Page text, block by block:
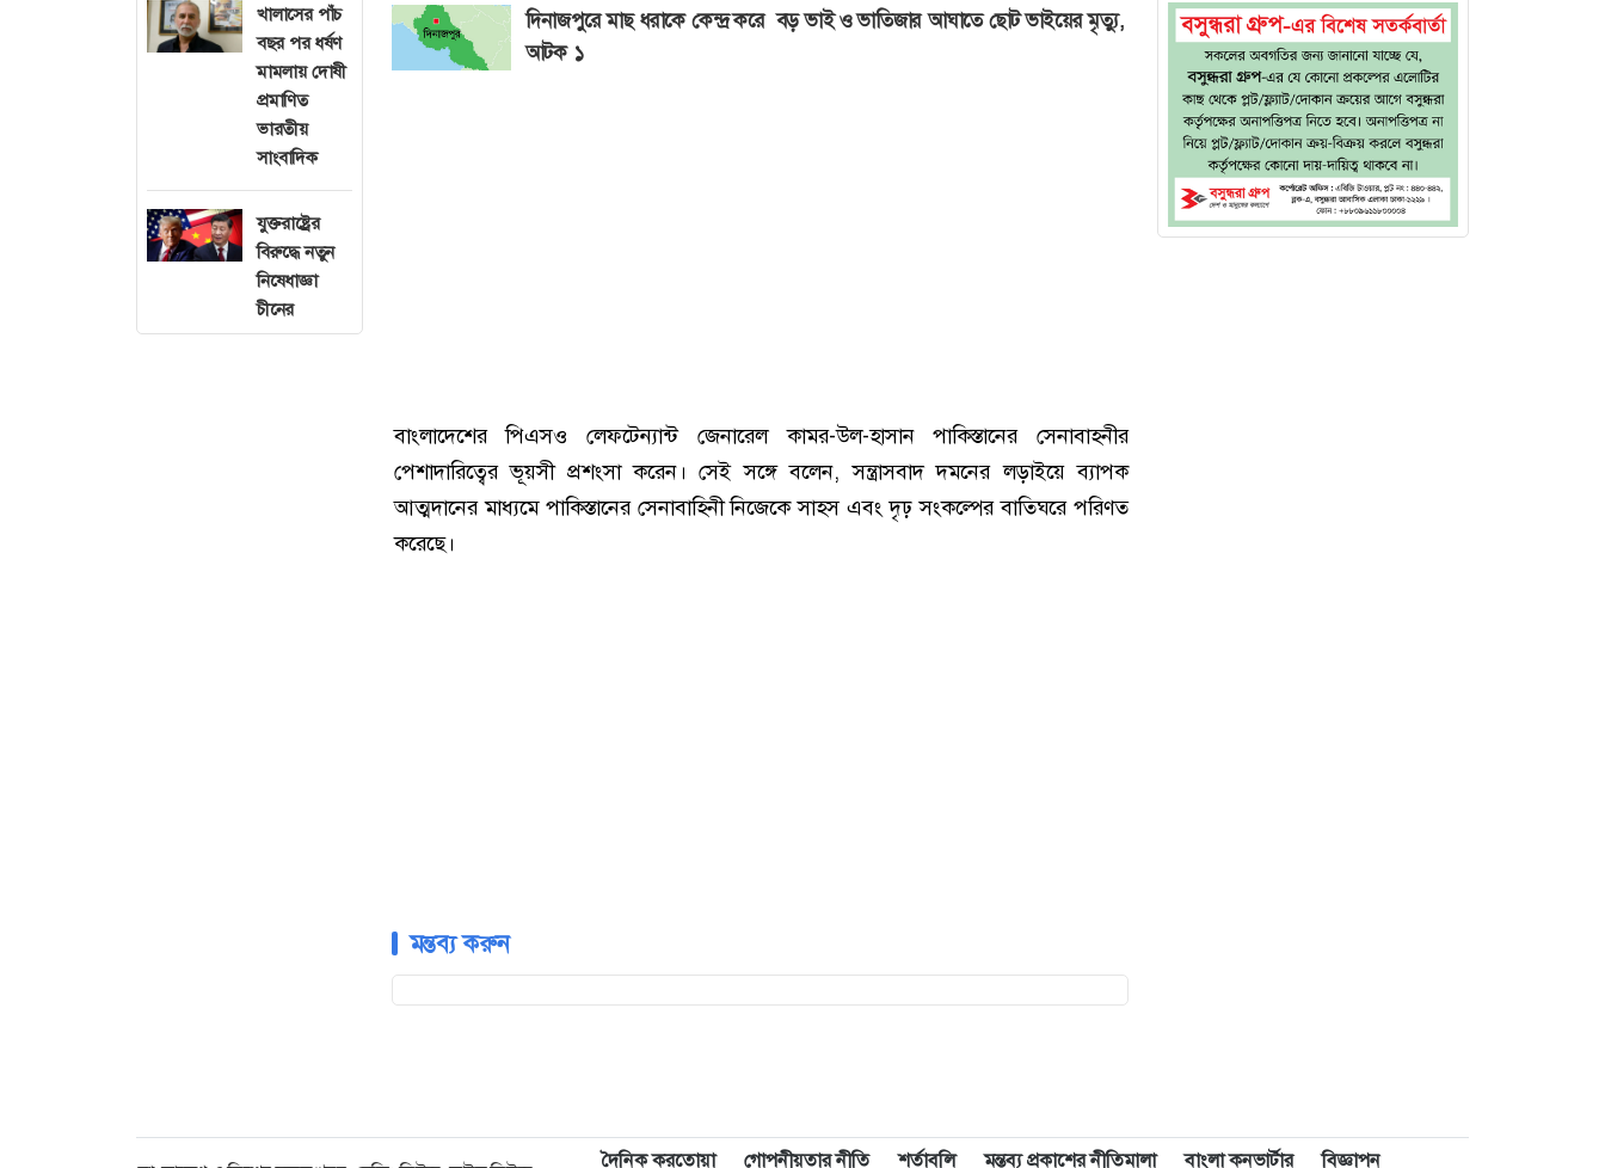
খালাসের পাঁচ
বছর পর ধর্ষণ
মামলায় দোষী
প্রমাণিত
ভারতীয়
সাংবাদিক
যুক্তরাষ্ট্রের
বিরুদ্ধে নতুন
নিষেধাজ্ঞা
চীনের
দিনাজপুরে মাছ ধরাকে কেন্দ্র করে বড় ভাই ও ভাতিজার আঘাতে ছোট ভাইয়ের মৃত্যু,
আটক ১
বাংলাদেশের পিএসও লেফটেন্যান্ট জেনারেল কামর-উল-হাসান পাকিস্তানের সেনাবাহনীর
পেশাদারিত্বের ভূয়সী প্রশংসা করেন। সেই সঙ্গে বলেন, সন্ত্রাসবাদ দমনের লড়াইয়ে ব্যাপক
আত্মদানের মাধ্যমে পাকিস্তানের সেনাবাহিনী নিজেকে সাহস এবং দৃঢ় সংকল্পের বাতিঘরে পরিণত
করেছে।
মন্তব্য করুন
দৈনিক করতোয়া গোপনীয়তার নীতি শর্তাবলি মন্তব্য প্রকাশের নীতিমালা বাংলা কনভার্টার বিজ্ঞাপন